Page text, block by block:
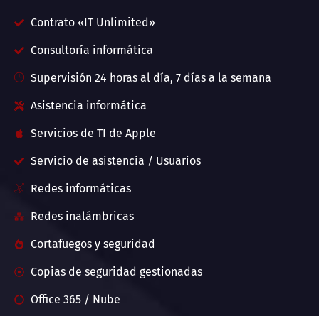
Contrato «IT Unlimited»
Consultoría informática
Supervisión 24 horas al día, 7 días a la semana
Asistencia informática
Servicios de TI de Apple
Servicio de asistencia / Usuarios
Redes informáticas
Redes inalámbricas
Cortafuegos y seguridad
Copias de seguridad gestionadas
Office 365 / Nube